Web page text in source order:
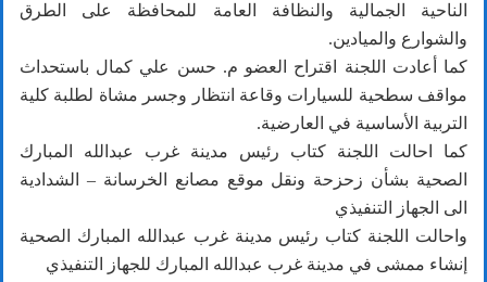
الناحية الجمالية والنظافة العامة للمحافظة على الطرق
والشوارع والميادين.
كما أعادت اللجنة اقتراح العضو م. حسن علي كمال باستحداث
مواقف سطحية للسيارات وقاعة انتظار وجسر مشاة لطلبة كلية
التربية الأساسية في العارضية.
كما احالت اللجنة كتاب رئيس مدينة غرب عبدالله المبارك
الصحية بشأن زحزحة ونقل موقع مصانع الخرسانة – الشدادية
الى الجهاز التنفيذي
واحالت اللجنة كتاب رئيس مدينة غرب عبدالله المبارك الصحية
إنشاء ممشى في مدينة غرب عبدالله المبارك للجهاز التنفيذي